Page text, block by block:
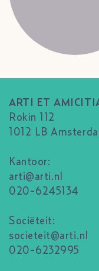
ARTI ET
Rokin 112
1012 LB
Kantoor:
arti@arti.nl
020-6245134
Sociëteit:
societeit@arti.nl
020-6232995